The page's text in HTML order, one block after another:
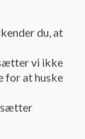
for
du, at
sætter vi ikke
for at huske
sætter